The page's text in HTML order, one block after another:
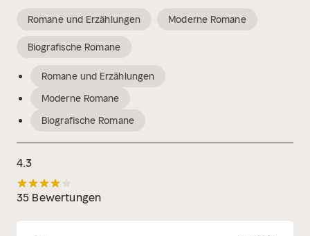
Romane und Erzählungen Moderne Romane
Biografische Romane
Romane und Erzählungen
Moderne Romane
Biografische Romane
4.3
35 Bewertungen